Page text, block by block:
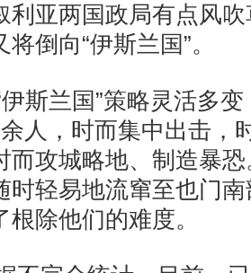
利亚两国政局有点风
倒向“伊斯兰国”。
兰国”策略灵活多变
人，时而集中出击，
而攻城略地、制造暴
时轻易地流窜至也门
除他们的难度。